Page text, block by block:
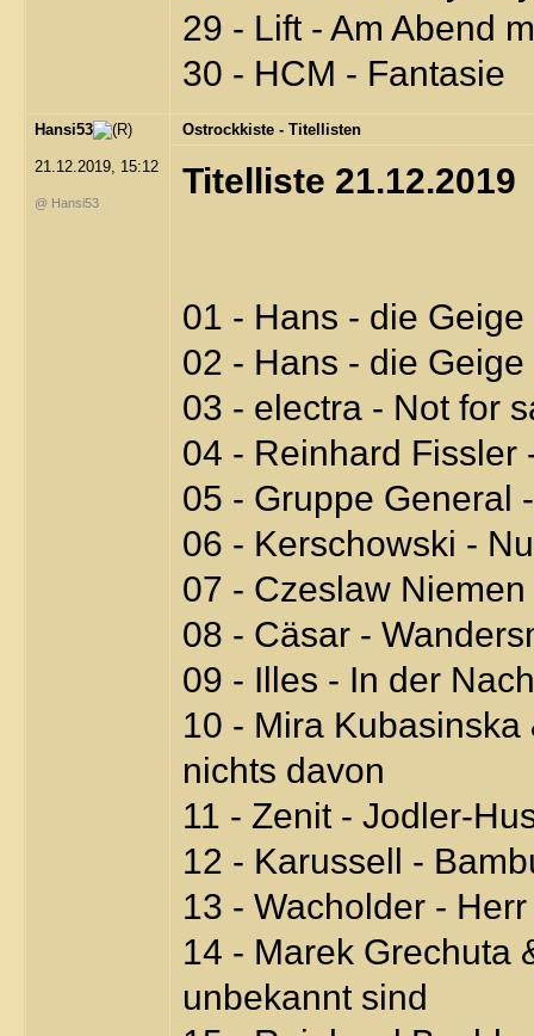
29 - Lift - Am Abend
30 - HCM - Fantasie
Hansi53
21.12.2019, 15:12
@ Hansi53
Ostrockkiste - Titellisten
Titelliste 21.12.2019
01 - Hans - die
02 - Hans - die
03 - electra - Not for
04 - Reinhard Fissler
05 - Gruppe General
06 - Kerschowski -
07 - Czeslaw
08 - Cäsar -
09 - Illes - In der
10 - Mira
nichts davon
11 - Zenit - Jodler-
12 - Karussell -
13 - Wacholder -
14 - Marek Grechuta
unbekannt sind